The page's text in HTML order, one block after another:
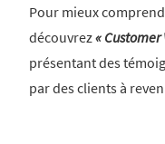
Pour mieux
découvrez« Customer
présentant des
par des clients à